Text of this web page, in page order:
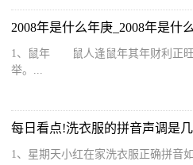
2008年是什么年庚_2008年是什
1、鼠年 鼠人逢鼠年其年财利正旺
举。...
每日看点!洗衣服的拼音声调是
1、星期天小红在家洗衣服正确拼音